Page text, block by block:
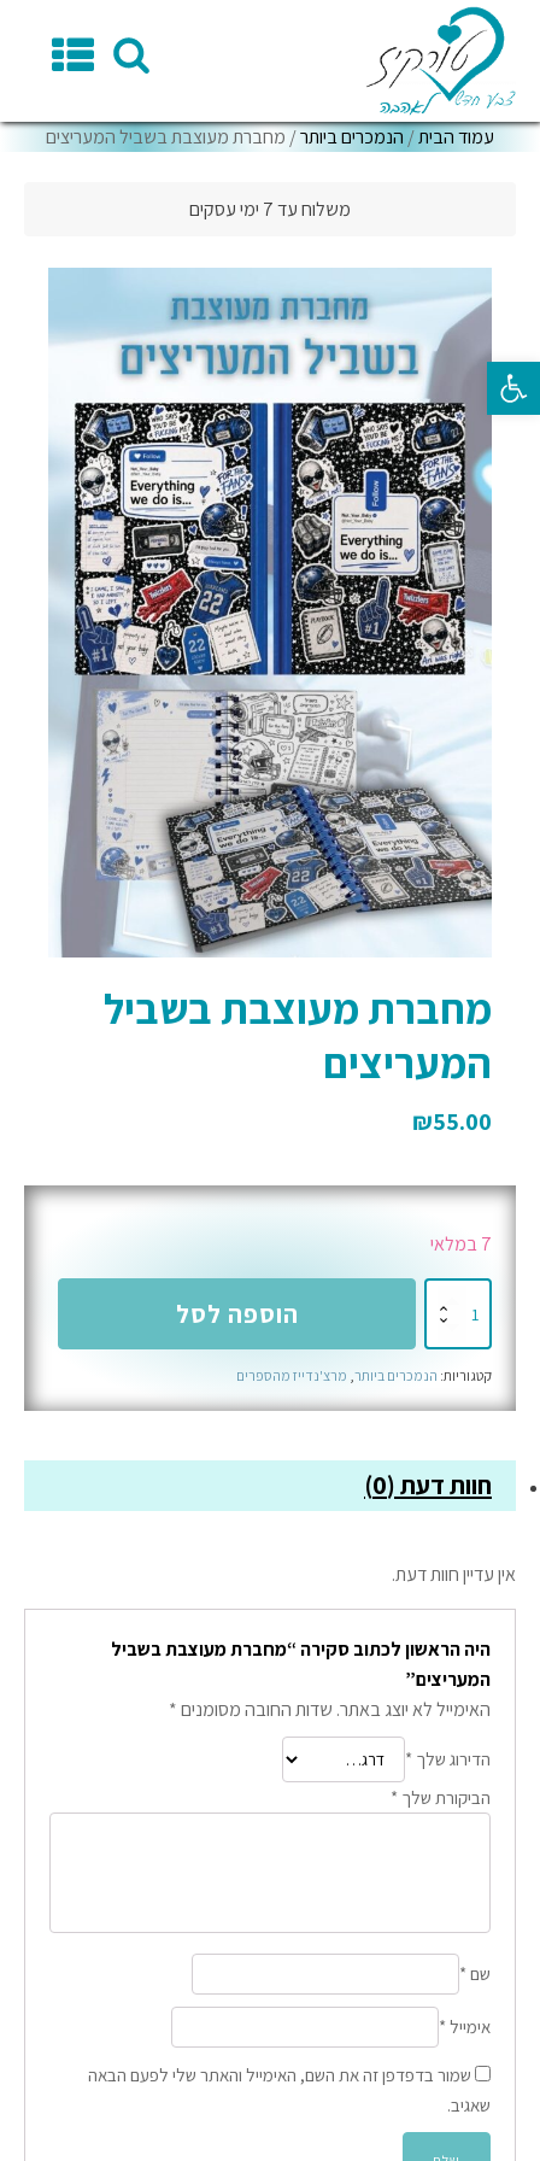
פתח סרגל נגישות
עמוד הבית/ הנמכרים ביותר/ מחברת מעוצבת בשביל המעריצים
משלוח עד 7 ימי עסקים
מחברת מעוצבת בשביל
המעריצים
₪55.00
7 במלאי
מעוצבת
בשביל
הוספה לסל
קטגוריות: הנמכרים ביותר, מרצ'נדייז מהספרים
חוות דעת (0)
אין עדיין חוות דעת.
היה הראשון לכתוב סקירה “מחברת מעוצבת בשביל
המעריצים”
האימייל לא יוצג באתר. שדות החובה מסומנים*
הדירוג שלך *
הביקורת שלך *
שם *
אימייל *
שמור בדפדפן זה את השם, האימייל והאתר שלי לפעם הבאה
שאגיב.